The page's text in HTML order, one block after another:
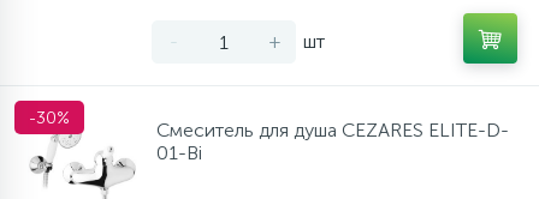
- + шт
-30%
Смеситель для душа CEZARES ELITE-D-
01-Bi